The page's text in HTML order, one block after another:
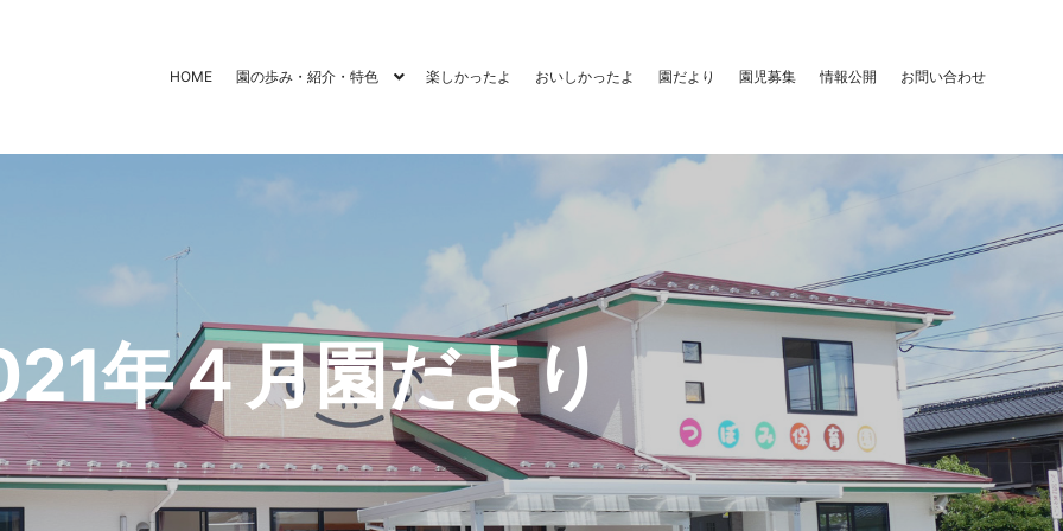
HOME 園の歩み・紹介・特色 楽しかったよ おいしかったよ 園だより 園児募集 情報公開 お問い合わせ
年４月園だより